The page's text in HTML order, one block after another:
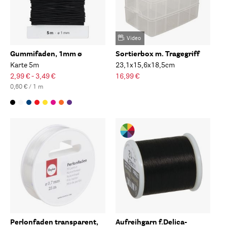
Gummifaden, 1mm ø
Karte 5m
2,99 € - 3,49 €
0,60 € / 1 m
Video
Sortierbox m. Tragegriff
23,1x15,6x18,5cm
16,99 €
Perlonfaden transparent,
Aufreihgarn f.Delica-